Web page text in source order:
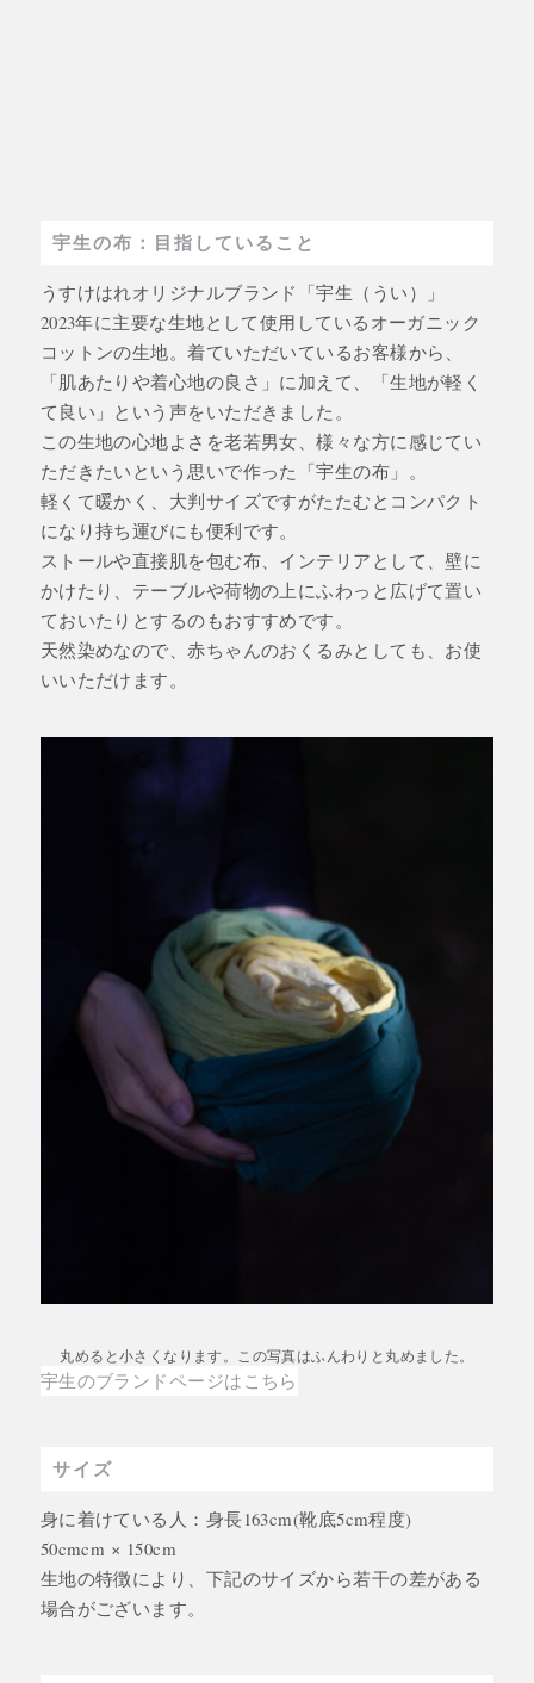
宇生の布：目指していること
うすけはれオリジナルブランド「宇生（うい）」
2023年に主要な生地として使用しているオーガニック
コットンの生地。着ていただいているお客様から、
「肌あたりや着心地の良さ」に加えて、「生地が軽く
て良い」という声をいただきました。
この生地の心地よさを老若男女、様々な方に感じてい
ただきたいという思いで作った「宇生の布」。
軽くて暖かく、大判サイズですがたたむとコンパクト
になり持ち運びにも便利です。
ストールや直接肌を包む布、インテリアとして、壁に
かけたり、テーブルや荷物の上にふわっと広げて置い
ておいたりとするのもおすすめです。
天然染めなので、赤ちゃんのおくるみとしても、お使
いいただけます。
丸めると小さくなります。この写真はふんわりと丸めました。
宇生のブランドページはこちら
サイズ
身に着けている人：身長163cm(靴底5cm程度)
50cmcm × 150cm
生地の特徴により、下記のサイズから若干の差がある
場合がございます。